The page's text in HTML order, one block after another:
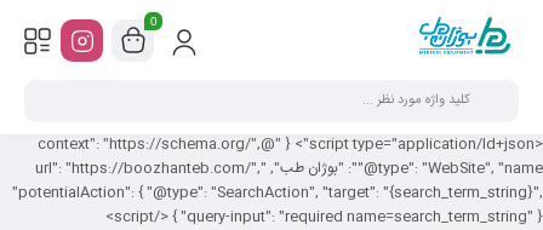
<script type="application/ld+json"> { "@context": "https://schema.org/",
"@type": "WebSite", "name": "بوژان طب", "url": "https://boozhanteb.com/",
"potentialAction": { "@type": "SearchAction", "target": "{search_term_string}",
"query-input": "required name=search_term_string" } } </script>
0